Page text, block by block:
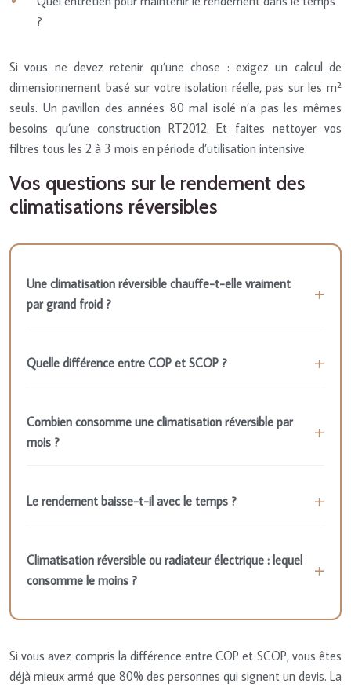
?
Si vous ne devez retenir qu’une chose : exigez un calcul de
dimensionnement basé sur votre isolation réelle, pas sur les m²
seuls. Un pavillon des années 80 mal isolé n’a pas les mêmes
besoins qu’une construction RT2012. Et faites nettoyer vos
filtres tous les 2 à 3 mois en période d’utilisation intensive.
Vos questions sur le rendement des
climatisations réversibles
Une climatisation réversible chauffe-t-elle vraiment
par grand froid ?
Quelle différence entre COP et SCOP ?
Combien consomme une climatisation réversible par
mois ?
Le rendement baisse-t-il avec le temps ?
Climatisation réversible ou radiateur électrique : lequel
consomme le moins ?
Si vous avez compris la différence entre COP et SCOP, vous êtes
déjà mieux armé que 80% des personnes qui signent un devis. La